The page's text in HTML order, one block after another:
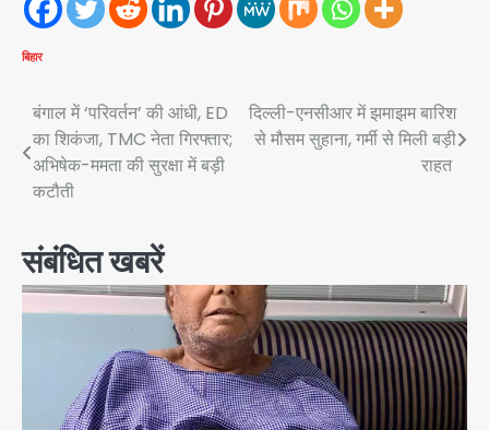
बिहार
Post
navigation
बंगाल में ‘परिवर्तन’ की आंधी, ED
का शिकंजा, TMC नेता गिरफ्तार;
अभिषेक-ममता की सुरक्षा में बड़ी
कटौती
दिल्ली-एनसीआर में झमाझम बारिश
से मौसम सुहाना, गर्मी से मिली बड़ी
राहत
संबंधित खबरें